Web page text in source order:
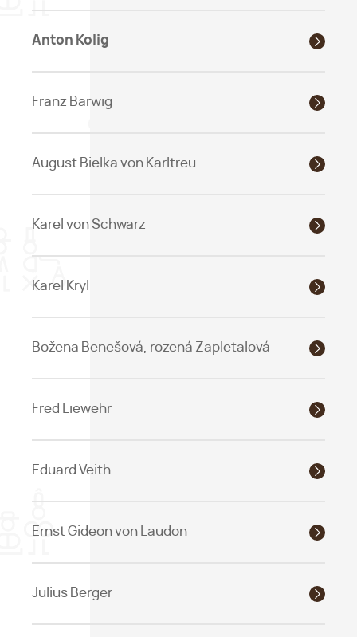
Anton Kolig
Franz Barwig
August Bielka von Karltreu
Karel von Schwarz
Karel Kryl
Božena Benešová, rozená Zapletalová
Fred Liewehr
Eduard Veith
Ernst Gideon von Laudon
Julius Berger